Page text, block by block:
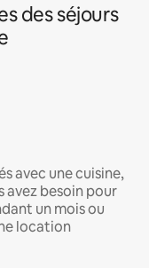
des séjours
avec une cuisine,
avez besoin pour
un mois ou
location